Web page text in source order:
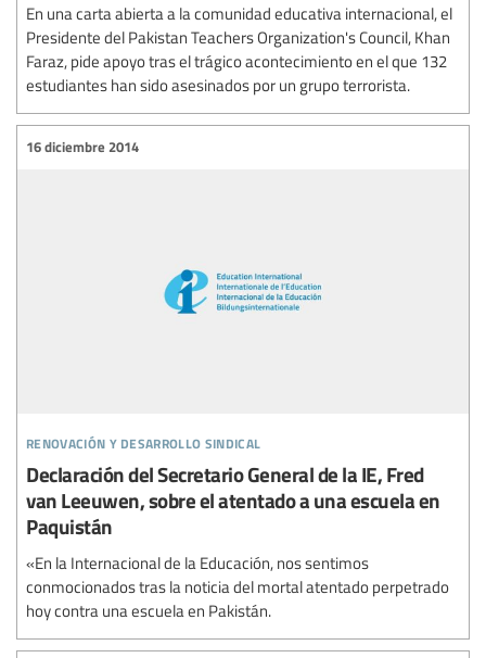
En una carta abierta a la comunidad educativa internacional, el
Presidente del Pakistan Teachers Organization's Council, Khan
Faraz, pide apoyo tras el trágico acontecimiento en el que 132
estudiantes han sido asesinados por un grupo terrorista.
renovación y desarrollo sindical
16 diciembre 2014
Declaración del Secretario General de la IE, Fred
van Leeuwen, sobre el atentado a una escuela en
Paquistán
«En la Internacional de la Educación, nos sentimos
conmocionados tras la noticia del mortal atentado perpetrado
hoy contra una escuela en Pakistán.